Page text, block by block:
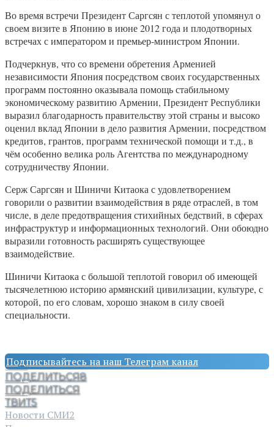
Во время встречи Президент Саргсян с теплотой упомянул о
своем визите в Японию в июне 2012 года и плодотворных
встречах с императором и премьер-министром Японии.
Подчеркнув, что со времени обретения Арменией
независимости Япония посредством своих государственных
программ постоянно оказывала помощь стабильному
экономическому развитию Армении, Президент Республики
выразил благодарность правительству этой страны и высоко
оценил вклад Японии в дело развития Армении, посредством
кредитов, грантов, программ технической помощи и т.д., в
чём особенно велика роль Агентства по международному
сотрудничеству Японии.
Серж Саргсян и Шиничи Китаока с удовлетворением
говорили о развитии взаимодействия в ряде отраслей, в том
числе, в деле предотвращения стихийных бедствий, в сферах
инфраструктур и информационных технологий. Они обоюдно
выразили готовность расширять существующее
взаимодействие.
Шиничи Китаока с большой теплотой говорил об имеющей
тысячелетнюю историю армянский цивилизации, культуре, с
которой, по его словам, хорошо знаком в силу своей
специальности.
Подписывайтесь на наш Телеграм канал
ПОДЕЛИТЬСЯ8
ПОДЕЛИТЬСЯ
ТВИТ5
Новости СМИ2